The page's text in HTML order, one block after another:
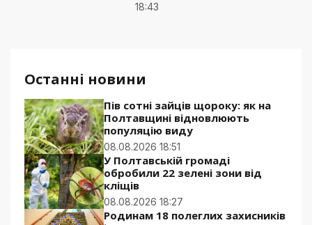
Останні новини
Пів сотні зайців щороку: як на
Полтавщині відновлюють
популяцію виду
08.08.2026 18:51
У Полтавській громаді
обробили 22 зелені зони від
кліщів
08.08.2026 18:27
Родинам 18 полеглих захисників
18:43